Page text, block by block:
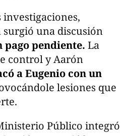
investigaciones,
una discusión
pago pendiente. La
control y Aarón
a Eugenio con un
lesiones que
Público integró